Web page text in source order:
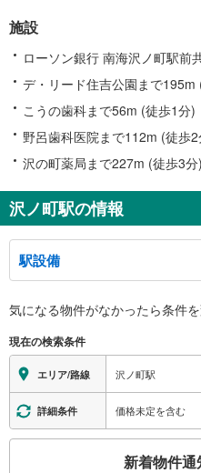
施設
ローソン銀行 南海沢ノ町駅前
デ・リード住吉公園まで195m
こうの歯科まで56m (徒歩1分)
野呂歯科医院まで112m (徒歩2
沢の町薬局まで227m (徒歩3分)
沢ノ町駅の情報
駅設備
※段差なしでの移動経路
地上⇔改札⇔ホーム：○
（※各改札⇔反対側のホームへの改
トイレ
《多機能トイレ》
・改札内
スロープ
気になる物件がなかったら条件
現在の検索条件
エリア/路線 沢ノ町駅
詳細条件 価格未定を含む
新着物件